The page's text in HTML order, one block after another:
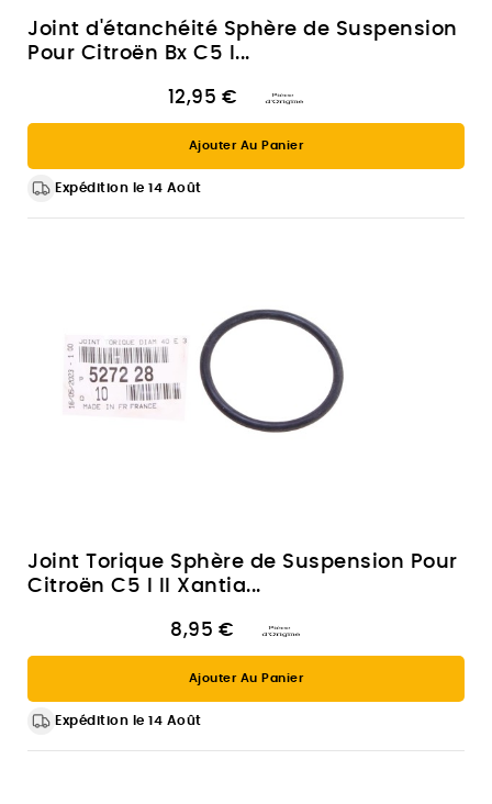
Joint d'étanchéité Sphère de Suspension
Pour Citroën Bx C5 I...
12,95 €
Ajouter Au Panier
Expédition le 14 Août
Joint Torique Sphère de Suspension Pour
Citroën C5 I II Xantia...
8,95 €
Ajouter Au Panier
Expédition le 14 Août